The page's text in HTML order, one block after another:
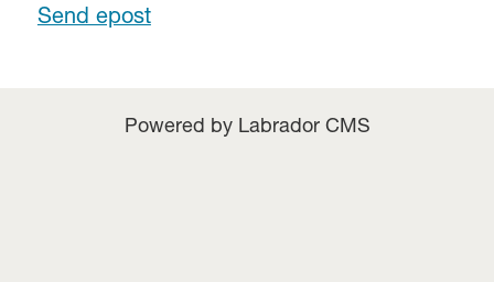
Send epost
Powered by Labrador CMS